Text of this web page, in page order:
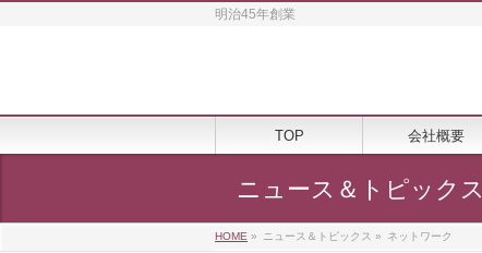
明治45年創業
TOP 会社概要
ニュース＆トピックス
HOME » ニュース＆トピックス » ネットワーク